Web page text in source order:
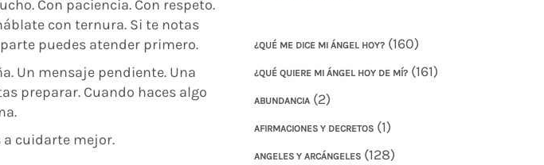
Con paciencia. Con respeto.
con ternura. Si te notas
puedes atender primero.
Un mensaje pendiente. Una
preparar. Cuando haces algo
a cuidarte mejor.
¿QUÉ ME DICE MI ÁNGEL HOY?(160)
¿QUÉ QUIERE MI ÁNGEL HOY DE MÍ?(161)
ABUNDANCIA(2)
AFIRMACIONES Y DECRETOS(1)
ANGELES Y ARCÁNGELES(128)